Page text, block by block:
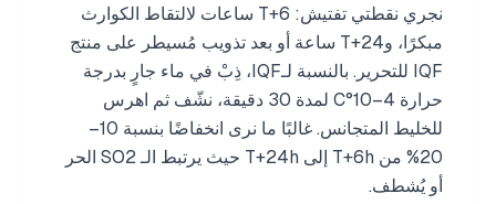
نجري نقطتي تفتيش: T+6 ساعات لالتقاط الكوارث
مبكرًا، وT+24 ساعة أو بعد تذويب مُسيطر على منتج
IQF للتحرير. بالنسبة لـIQF، ذِبْ في ماء جارٍ بدرجة
حرارة 4–10°C لمدة 30 دقيقة، نشّف ثم اهرس
للخليط المتجانس. غالبًا ما نرى انخفاضًا بنسبة 10–
20% من T+6h إلى T+24h حيث يرتبط الـ SO2 الحر
أو يُشطف.